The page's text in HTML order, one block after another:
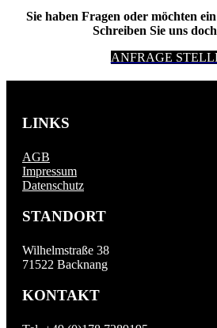
Sie haben Fragen oder möchten
Schreiben Sie uns
ANFRAGE
LINKS
AGB
Impressum
Datenschutz
STANDORT
Wilhelmstraße 38
71522 Backnang
KONTAKT